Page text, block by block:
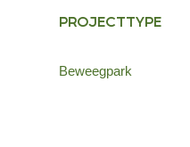
PROJECTTYPE
Beweegpark